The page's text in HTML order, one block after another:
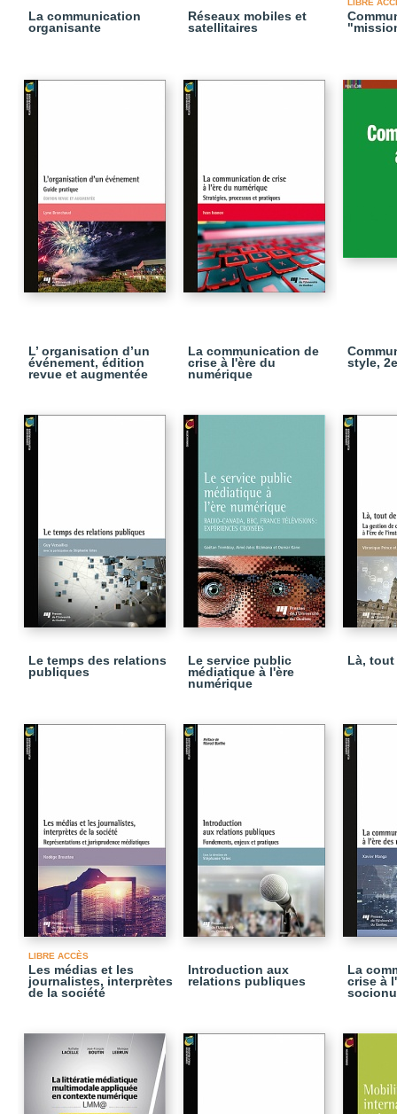
La communication
organisante
Réseaux mobiles et
satellitaires
LIBRE
L’ organisation d’un
événement, édition
revue et augmentée
La communication de
crise à l'ère du
numérique
style,
Le temps des relations
publiques
Le service public
médiatique à l'ère
numérique
Là,
LIBRE ACCÈS
Les médias et les
journalistes, interprètes
de la société
Introduction aux
relations publiques
La
crise à